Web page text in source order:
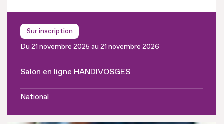
Sur inscription
Du 21 novembre 2025 au 21 novembre 2026
Salon en ligne HANDIVOSGES
National